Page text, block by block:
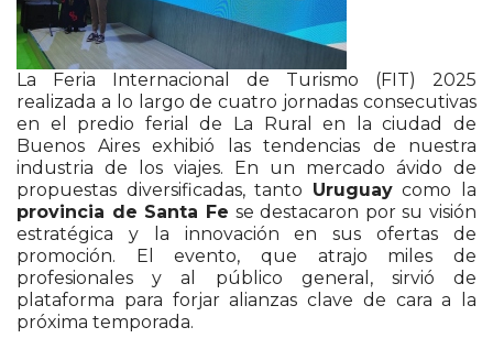
La Feria Internacional de Turismo (FIT) 2025
realizada a lo largo de cuatro jornadas consecutivas
en el predio ferial de La Rural en la ciudad de
Buenos Aires exhibió las tendencias de nuestra
industria de los viajes. En un mercado ávido de
propuestas diversificadas, tanto Uruguaycomo la
provincia de Santa Fe se destacaron por su visión
estratégica y la innovación en sus ofertas de
promoción. El evento, que atrajo miles de
profesionales y al público general, sirvió de
plataforma para forjar alianzas clave de cara a la
próxima temporada.